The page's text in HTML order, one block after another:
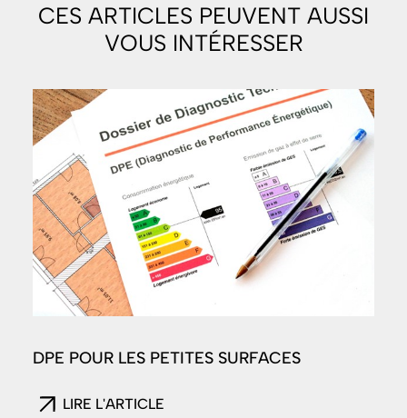
CES ARTICLES PEUVENT AUSSI
VOUS INTÉRESSER
DPE POUR LES PETITES SURFACES
LIRE L'ARTICLE